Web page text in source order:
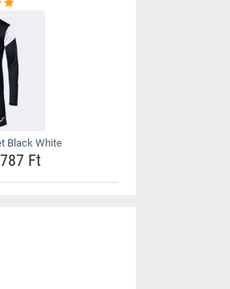
Black White
Ft